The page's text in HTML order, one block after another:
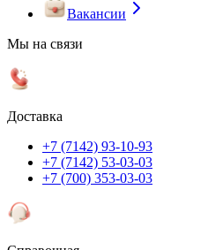
Вакансии
Мы на связи
Доставка
+7 (7142) 93-10-93
+7 (7142) 53-03-03
+7 (700) 353-03-03